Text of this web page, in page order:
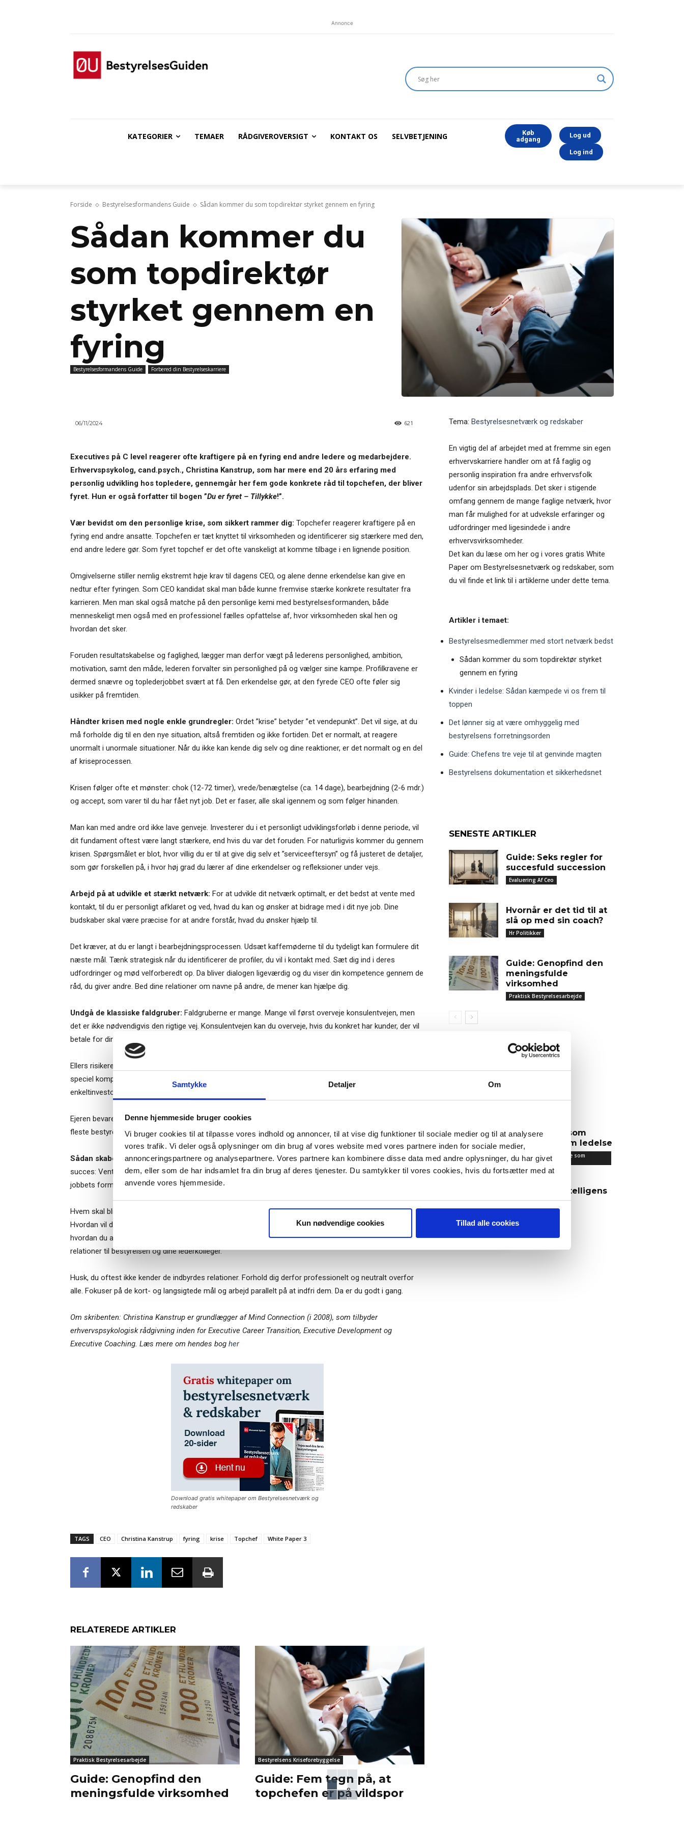
Samtykke Detaljer Om
Denne hjemmeside bruger cookies
Vi bruger cookies til at tilpasse vores indhold og annoncer, til at vise dig funktioner til sociale medier og til at analysere
vores trafik. Vi deler også oplysninger om din brug af vores website med vores partnere inden for sociale medier,
annonceringspartnere og analysepartnere. Vores partnere kan kombinere disse data med andre oplysninger, du har givet
dem, eller som de har indsamlet fra din brug af deres tjenester. Du samtykker til vores cookies, hvis du fortsætter med at
anvende vores hjemmeside.
Kun nødvendige cookies Tillad alle cookies
Annonce
KATEGORIER TEMAER RÅDGIVEROVERSIGT KONTAKT OS SELVBETJENING
Køb
adgang
Log ud
Log ind
Forside Bestyrelsesformandens Guide Sådan kommer du som topdirektør styrket gennem en fyring
Sådan kommer du
som topdirektør
styrket gennem en
fyring
Bestyrelsesformandens Guide Forbered din Bestyrelseskarriere
06/11/2024 621
Executives på C level reagerer ofte kraftigere på en fyring end andre ledere og medarbejdere.
Erhvervspsykolog, cand.psych., Christina Kanstrup, som har mere end 20 års erfaring med
personlig udvikling hos topledere, gennemgår her fem gode konkrete råd til topchefen, der bliver
fyret. Hun er også forfatter til bogen ”Du er fyret – Tillykke!”.
Vær bevidst om den personlige krise, som sikkert rammer dig: Topchefer reagerer kraftigere på en
fyring end andre ansatte. Topchefen er tæt knyttet til virksomheden og identificerer sig stærkere med den,
end andre ledere gør. Som fyret topchef er det ofte vanskeligt at komme tilbage i en lignende position.
Omgivelserne stiller nemlig ekstremt høje krav til dagens CEO, og alene denne erkendelse kan give en
nedtur efter fyringen. Som CEO kandidat skal man både kunne fremvise stærke konkrete resultater fra
karrieren. Men man skal også matche på den personlige kemi med bestyrelsesformanden, både
menneskeligt men også med en professionel fælles opfattelse af, hvor virksomheden skal hen og
hvordan det sker.
Foruden resultatskabelse og faglighed, lægger man derfor vægt på lederens personlighed, ambition,
motivation, samt den måde, lederen forvalter sin personlighed på og vælger sine kampe. Profilkravene er
dermed snævre og toplederjobbet svært at få. Den erkendelse gør, at den fyrede CEO ofte føler sig
usikker på fremtiden.
Håndter krisen med nogle enkle grundregler: Ordet ”krise” betyder ”et vendepunkt”. Det vil sige, at du
må forholde dig til en den nye situation, altså fremtiden og ikke fortiden. Det er normalt, at reagere
unormalt i unormale situationer. Når du ikke kan kende dig selv og dine reaktioner, er det normalt og en del
af kriseprocessen.
Krisen følger ofte et mønster: chok (12-72 timer), vrede/benægtelse (ca. 14 dage), bearbejdning (2-6 mdr.)
og accept, som varer til du har fået nyt job. Det er faser, alle skal igennem og som følger hinanden.
Man kan med andre ord ikke lave genveje. Investerer du i et personligt udviklingsforløb i denne periode, vil
dit fundament oftest være langt stærkere, end hvis du var det foruden. For naturligvis kommer du gennem
krisen. Spørgsmålet er blot, hvor villig du er til at give dig selv et ”serviceeftersyn” og få justeret de detaljer,
som gør forskellen på, i hvor høj grad du lærer af dine erkendelser og refleksioner under vejs.
Arbejd på at udvikle et stærkt netværk: For at udvikle dit netværk optimalt, er det bedst at vente med
kontakt, til du er personligt afklaret og ved, hvad du kan og ønsker at bidrage med i dit nye job. Dine
budskaber skal være præcise for at andre forstår, hvad du ønsker hjælp til.
Det kræver, at du er langt i bearbejdningsprocessen. Udsæt kaffemøderne til du tydeligt kan formulere dit
næste mål. Tænk strategisk når du identificerer de profiler, du vil i kontakt med. Sæt dig ind i deres
udfordringer og mød velforberedt op. Da bliver dialogen ligeværdig og du viser din kompetence gennem de
råd, du giver andre. Bed dine relationer om navne på andre, de mener kan hjælpe dig.
Undgå de klassiske faldgruber: Faldgruberne er mange. Mange vil først overveje konsulentvejen, men
det er ikke nødvendigvis den rigtige vej. Konsulentvejen kan du overveje, hvis du konkret har kunder, der vil
betale for din viden, og du reelt holder dig i gang.
Ellers risikerer du at spilde tid. Vil du købe dig ind i en virksomhed, kan det være en idé, hvis du har en helt
speciel kompetence at bidrage med. Ellers er de fleste virksomheder, som er til salg (og tilgængelige for
enkeltinvestorer) skrantende med likviditetsmangel.
Ejeren bevarer sin majoritet, og din investering er risikofyldt. Måske vil du gå bestyrelsesvejen? Men de
fleste bestyrelsesposter opnås, når du er i job. Læg hellere din energi i jobsøgningen.
Sådan skaber du succes fra dag-1 i dit nye job:Når du får dit nye job, så følg disse enkelte råd for
succes: Vent 2-4 uger med at starte i jobbet. Brug tiden til forberedelse. Gør din tilgang klar, afhængigt af
jobbets formål: En vækstvirksomhed? Hvordan ser det ud med likviditet og it? Turn-around?
Hvem skal blive – hvem må du afskedige? Og hvordan vil du eksekvere afskedigelserne? Revitalisering?
Hvordan vil du arbejde med virksomhedens kultur og antagelser? Gør jobbet til dit: se for dit indre blik,
hvordan du agerer og former stillingen. Som nytiltrådt er det klogt at overveje, hvordan du bygger
relationer til bestyrelsen og dine lederkolleger.
Husk, du oftest ikke kender de indbyrdes relationer. Forhold dig derfor professionelt og neutralt overfor
alle. Fokuser på de kort- og langsigtede mål og arbejd parallelt på at indfri dem. Da er du godt i gang.
Om skribenten: Christina Kanstrup er grundlægger af Mind Connection (i 2008), som tilbyder
erhvervspsykologisk rådgivning inden for Executive Career Transition, Executive Development og
Executive Coaching. Læs mere om hendes bog her
Download gratis whitepaper om Bestyrelsesnetværk og
redskaber
TAGS CEO Christina Kanstrup fyring krise Topchef White Paper 3
RELATEREDE ARTIKLER
Praktisk Bestyrelsesarbejde
Guide: Genopfind den
meningsfulde virksomhed
Bestyrelsens Kriseforebyggelse
Guide: Fem tegn på, at
topchefen er på vildspor
Tema: Bestyrelsesnetværk og redskaber
En vigtig del af arbejdet med at fremme sin egen
erhvervskarriere handler om at få faglig og
personlig inspiration fra andre erhvervsfolk
udenfor sin arbejdsplads. Det sker i stigende
omfang gennem de mange faglige netværk, hvor
man får mulighed for at udveksle erfaringer og
udfordringer med ligesindede i andre
erhvervsvirksomheder.
Det kan du læse om her og i vores gratis White
Paper om Bestyrelsesnetværk og redskaber, som
du vil finde et link til i artiklerne under dette tema.
Artikler i temaet:
Bestyrelsesmedlemmer med stort netværk bedst
Sådan kommer du som topdirektør styrket
gennem en fyring
Kvinder i ledelse: Sådan kæmpede vi os frem til
toppen
Det lønner sig at være omhyggelig med
bestyrelsens forretningsorden
Guide: Chefens tre veje til at genvinde magten
Bestyrelsens dokumentation et sikkerhedsnet
SENESTE ARTIKLER
Guide: Seks regler for
succesfuld succession
Evaluering Af Ceo
Hvornår er det tid til at
slå op med sin coach?
Hr Politikker
Guide: Genopfind den
meningsfulde
virksomhed
Praktisk Bestyrelsesarbejde
SENESTE TEMAER
Det lærte jeg som
iværksætter om ledelse
Det lærte jeg om ledelse som
iværksætter
AI – Kunstig intelligens
– og modtag Ole Borchs bog
“Succes i en dansk bestyrelse”
Når du trykker "modtag bogen" bliver du tilmeldt